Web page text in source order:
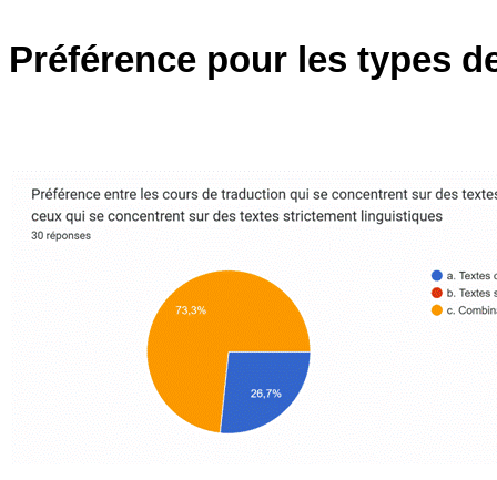
Préférence pour les types